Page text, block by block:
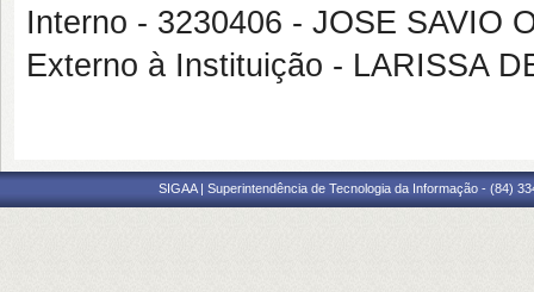
Interno - 3230406 - JOSE SAVIO
Externo à Instituição - LARISSA
SIGAA | Superintendência de Tecnologia da Informação - (84)